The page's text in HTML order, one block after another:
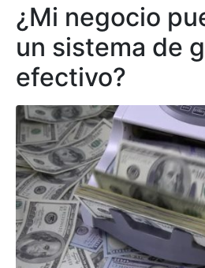
¿Mi negocio
un sistema de
efectivo?